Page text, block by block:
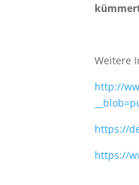
Weitere
http://
https://
https://